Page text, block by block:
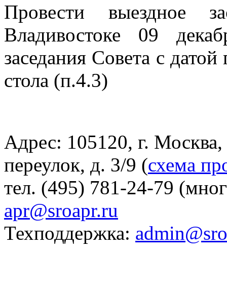
Провести выездное
Владивостоке 09
заседания Совета с
стола (п.4.3)
Адрес: 105120, г.
переулок, д. 3/9 (схема
тел. (495) 781-24-79
apr@sroapr.ru
Техподдержка: